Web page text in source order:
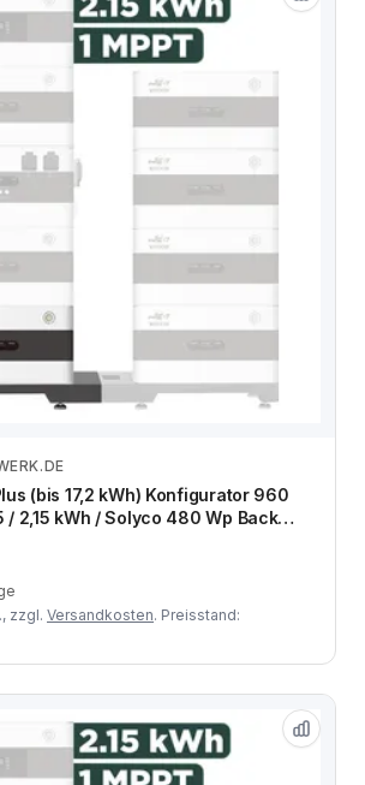
Zum Angebot
(bis 17,2 kWh) Konfigurator 960
/ 2,15 kWh / Solyco 480 Wp Back
zzgl. Versandkosten. Preisstand: